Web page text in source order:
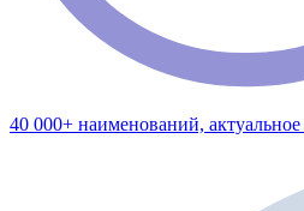
40 000+ наименований,